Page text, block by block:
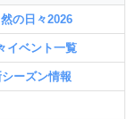
の日々2026
イベント一覧
ーズン情報